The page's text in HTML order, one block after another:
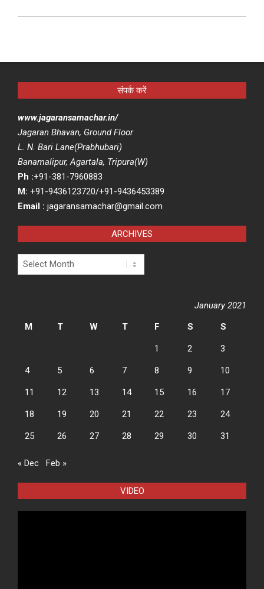
संपर्क करें
www.jagaransamachar.in/
Jagaran Bhavan, Ground Floor
L. N. Bari Lane(Prabhubari)
Banamalipur, Agartala, Tripura(W)
Ph :+91-381-7960883
M: +91-9436123720/+91-9436453389
Email : jagaransamachar@gmail.com
ARCHIVES
Archives
January 2021
M
T W T F S S
1 2 3
4 5 6 7 8 9 10
11 12 13 14 15 16 17
18 19 20 21 22 23 24
25 26 27 28 29 30 31
« Dec Feb »
VIDEO